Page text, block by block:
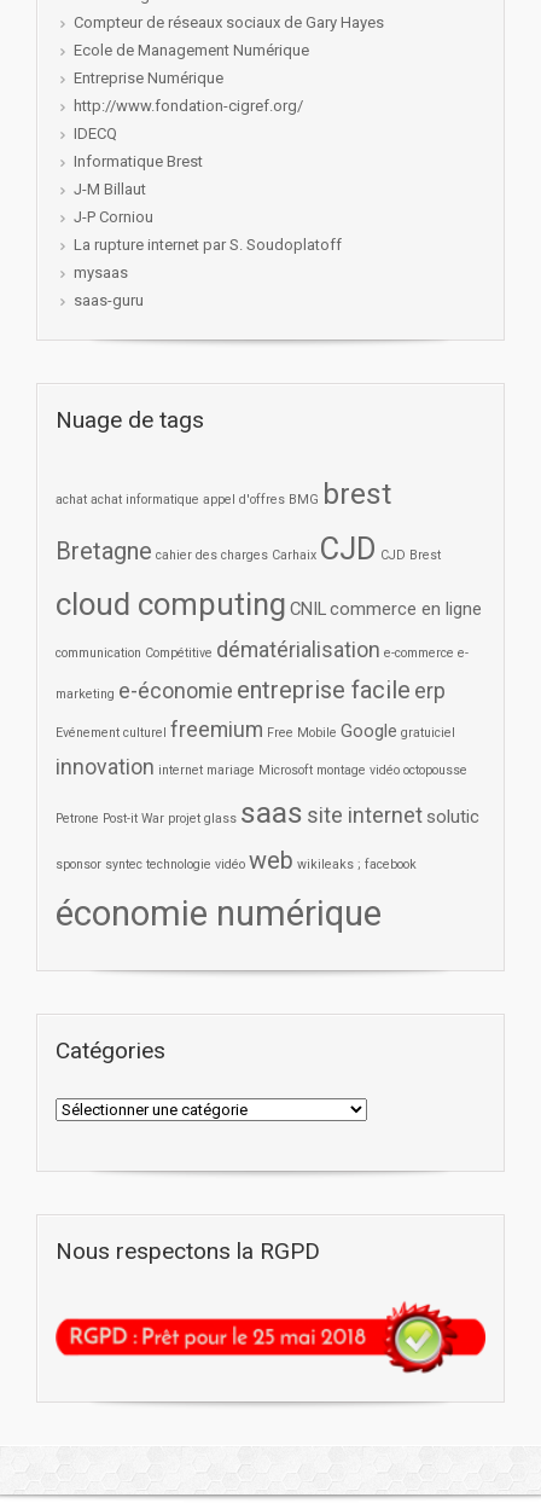
Compteur de réseaux sociaux de Gary Hayes
Ecole de Management Numérique
Entreprise Numérique
http://www.fondation-cigref.org/
IDECQ
Informatique Brest
J-M Billaut
J-P Corniou
La rupture internet par S. Soudoplatoff
mysaas
saas-guru
Nuage de tags
achat achat informatique appel d'offres BMG brest
Bretagne cahier des charges Carhaix CJD CJD Brest
cloud computing CNILcommerce en ligne
communication Compétitive dématérialisation e-commerce e-
marketing e-économie entreprise facile erp
Evénement culturel freemium Free Mobile Google gratuiciel
innovation internet mariage Microsoft montage vidéo octopousse
Petrone Post-it War projet glass saas site internet solutic
sponsor syntec technologie vidéo web wikileaks ; facebook
économie numérique
Catégories
Nous respectons la RGPD